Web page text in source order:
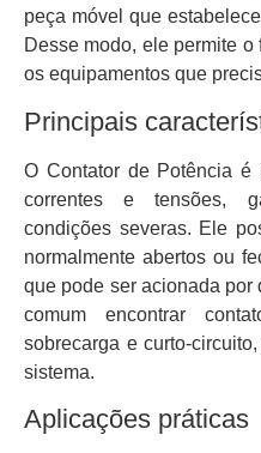
peça móvel que
Desse modo, ele permite
os equipamentos que
Principais
O Contator de Potência é
correntes e tensões,
condições severas. Ele
normalmente abertos ou
que pode ser acionada por
comum encontrar
sobrecarga e curto-
sistema.
Aplicações práticas